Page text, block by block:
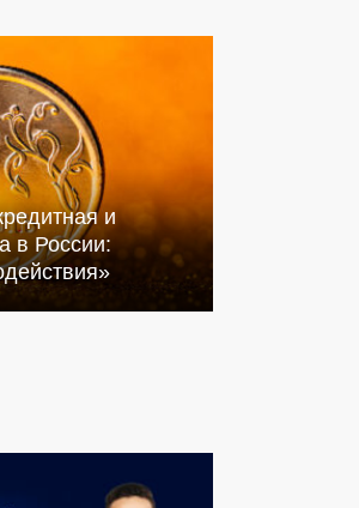
и
в России: